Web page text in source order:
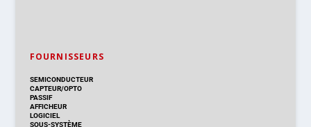
FOURNISSEURS
SEMICONDUCTEUR
CAPTEUR/OPTO
PASSIF
AFFICHEUR
LOGICIEL
SOUS-SYSTÈME